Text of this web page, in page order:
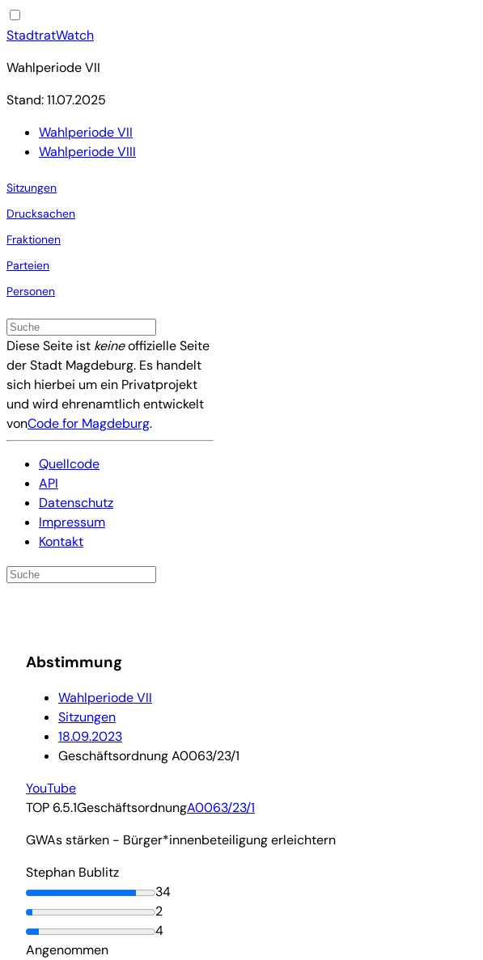
StadtratWatch
Wahlperiode VII
Stand: 11.07.2025
Wahlperiode VII
Wahlperiode VIII
Sitzungen
Drucksachen
Fraktionen
Parteien
Personen
Diese Seite ist keineoffizielle Seite
der Stadt Magdeburg. Es handelt
sich hierbei um ein Privatprojekt
und wird ehrenamtlich entwickelt
vonCode for Magdeburg.
Quellcode
API
Datenschutz
Impressum
Kontakt
Abstimmung
Wahlperiode VII
Sitzungen
18.09.2023
Geschäftsordnung A0063/23/1
YouTube
TOP 6.5.1GeschäftsordnungA0063/23/1
GWAs stärken - Bürger*innenbeteiligung erleichtern
Stephan Bublitz
34
2
4
Angenommen